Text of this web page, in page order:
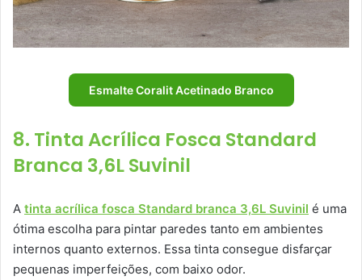
Esmalte Coralit Acetinado Branco
8. Tinta Acrílica Fosca Standard
Branca 3,6L Suvinil
A tinta acrílica fosca Standard branca 3,6L Suvinil é uma
ótima escolha para pintar paredes tanto em ambientes
internos quanto externos. Essa tinta consegue disfarçar
pequenas imperfeições, com baixo odor.